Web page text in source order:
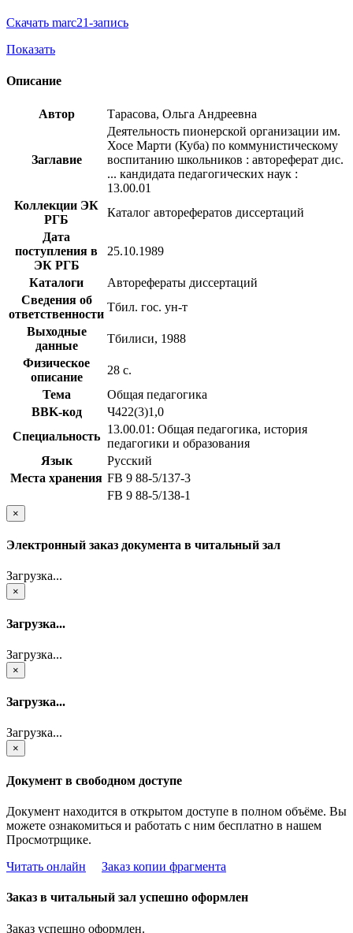
Скачать marc21-запись
Показать
Описание
Автор Тарасова, Ольга Андреевна
Заглавие
Деятельность пионерской организации им.
Хосе Марти (Куба) по коммунистическому
воспитанию школьников : автореферат дис.
... кандидата педагогических наук :
13.00.01
Коллекции ЭК
РГБ
Каталог авторефератов диссертаций
Дата
поступления в
ЭК РГБ
25.10.1989
Каталоги
Авторефераты диссертаций
Сведения об
ответственности
Тбил. гос. ун-т
Выходные
данные
Тбилиси, 1988
Физическое
описание
28 с.
Тема
Общая педагогика
BBK-код
Ч422(3)1,0
Специальность
13.00.01: Общая педагогика, история
педагогики и образования
Язык
Русский
Места хранения FB 9 88-5/137-3
FB 9 88-5/138-1
×
Электронный заказ документа в читальный зал
Загрузка...
×
Загрузка...
Загрузка...
×
Загрузка...
Загрузка...
×
Документ в свободном доступе
Документ находится в открытом доступе в полном объёме. Вы
можете ознакомиться и работать с ним бесплатно в нашем
Просмотрщике.
Читать онлайн
Заказ копии фрагмента
Заказ в читальный зал успешно оформлен
Заказ успешно оформлен.